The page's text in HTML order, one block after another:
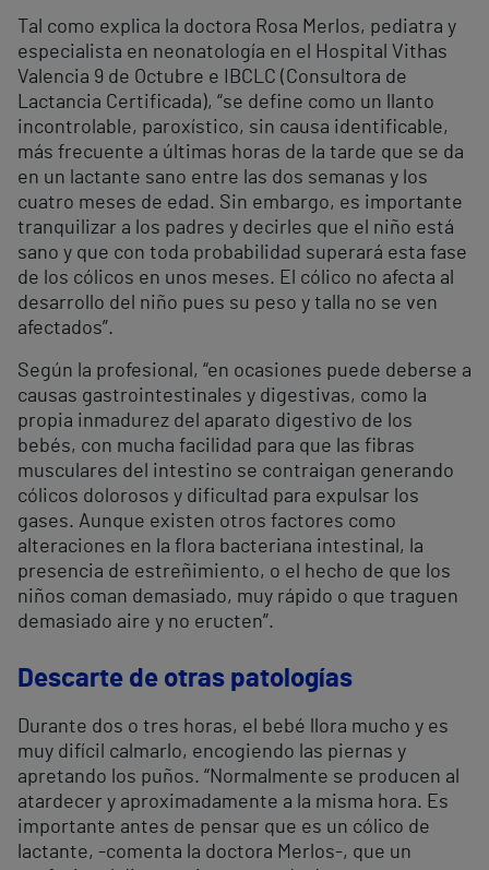
Tal como explica la doctora Rosa Merlos, pediatra y
especialista en neonatología en el Hospital Vithas
Valencia 9 de Octubre e IBCLC (Consultora de
Lactancia Certificada), “se define como un llanto
incontrolable, paroxístico, sin causa identificable,
más frecuente a últimas horas de la tarde que se da
en un lactante sano entre las dos semanas y los
cuatro meses de edad. Sin embargo, es importante
tranquilizar a los padres y decirles que el niño está
sano y que con toda probabilidad superará esta fase
de los cólicos en unos meses. El cólico no afecta al
desarrollo del niño pues su peso y talla no se ven
afectados”.
Según la profesional, “en ocasiones puede deberse a
causas gastrointestinales y digestivas, como la
propia inmadurez del aparato digestivo de los
bebés, con mucha facilidad para que las fibras
musculares del intestino se contraigan generando
cólicos dolorosos y dificultad para expulsar los
gases. Aunque existen otros factores como
alteraciones en la flora bacteriana intestinal, la
presencia de estreñimiento, o el hecho de que los
niños coman demasiado, muy rápido o que traguen
demasiado aire y no eructen”.
Descarte de otras patologías
Durante dos o tres horas, el bebé llora mucho y es
muy difícil calmarlo, encogiendo las piernas y
apretando los puños. “Normalmente se producen al
atardecer y aproximadamente a la misma hora. Es
importante antes de pensar que es un cólico de
lactante, -comenta la doctora Merlos-, que un